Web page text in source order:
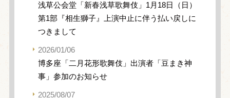
浅草公会堂「新春浅草歌舞伎」1月18日（日）
第1部『相生獅子』上演中止に伴う払い戻しに
つきまして
2026/01/06
博多座「二月花形歌舞伎」出演者「豆まき神
事」参加のお知らせ
2025/08/07